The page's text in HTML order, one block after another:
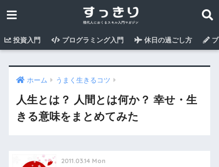
投資入門 プログラミング入門 休日の過ごし方
ホーム うまく生きるコツ
人生とは？ 人間とは何か？ 幸せ・生
きる意味をまとめてみた
2011.03.14 Mon